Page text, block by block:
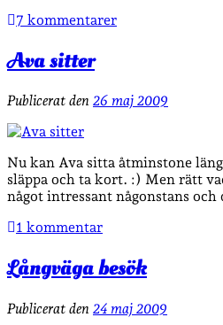
7 kommentarer
Ava sitter
Publicerat den 26 maj 2009
Nu kan Ava sitta åtminstone
släppa och ta kort. :) Men rätt
något intressant någonstans
1 kommentar
Långväga besök
Publicerat den 24 maj 2009